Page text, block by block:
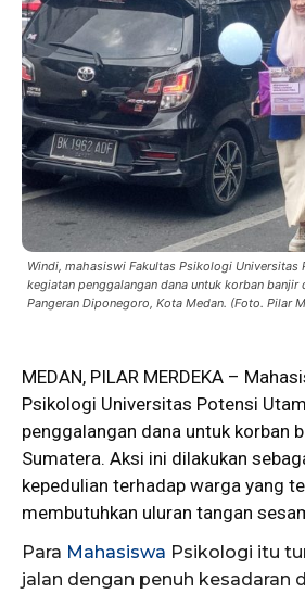
Windi, mahasiswi Fakultas Psikologi Universitas
kegiatan penggalangan dana untuk korban banjir
Pangeran Diponegoro, Kota Medan. (Foto. Pilar
MEDAN, PILAR MERDEKA –
Psikologi Universitas Potensi
penggalangan dana untuk korban
Sumatera. Aksi ini dilakukan
kepedulian terhadap warga yang
membutuhkan uluran tangan
Para Mahasiswa Psikologi itu
jalan dengan penuh kesadaran